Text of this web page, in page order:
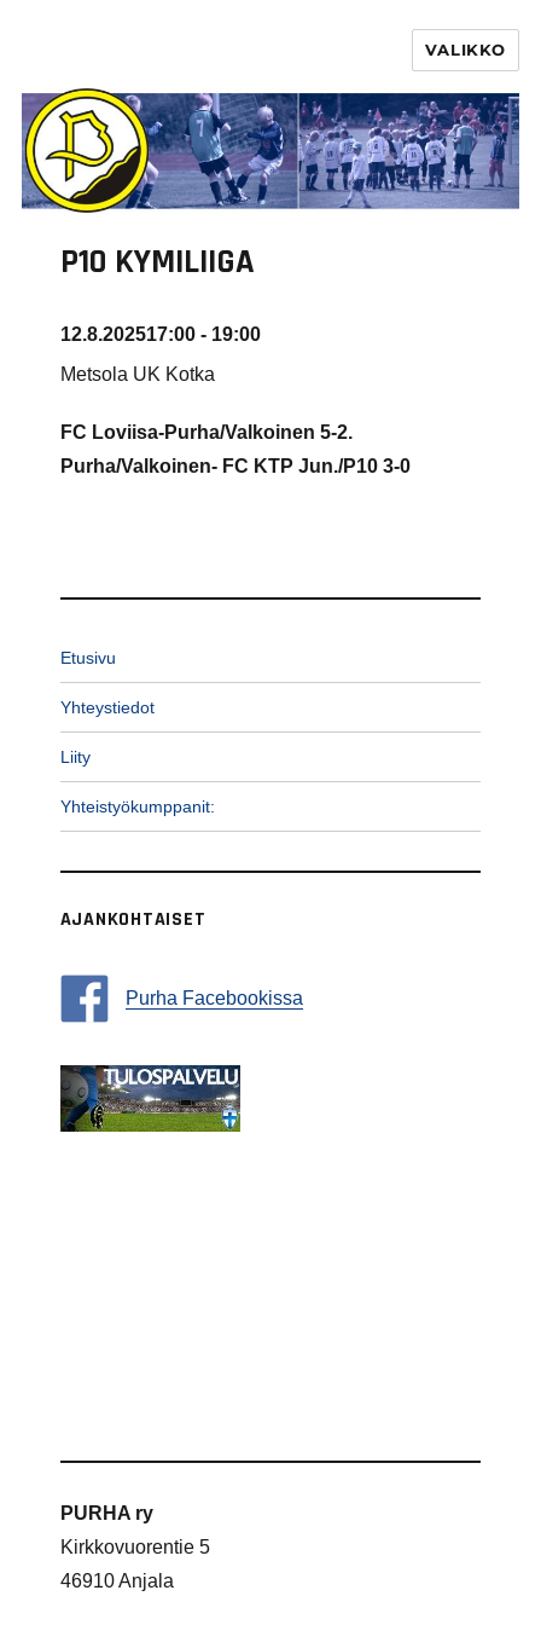
VALIKKO
P10 KYMILIIGA
12.8.202517:00 - 19:00
Metsola UK Kotka
FC Loviisa-Purha/Valkoinen 5-2.
Purha/Valkoinen- FC KTP Jun./P10 3-0
Etusivu
Yhteystiedot
Liity
Yhteistyökumppanit:
AJANKOHTAISET
Purha Facebookissa
PURHA ry
Kirkkovuorentie 5
46910 Anjala